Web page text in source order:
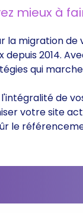
mieux à
la migration
2014.
qui
de
votre site
le